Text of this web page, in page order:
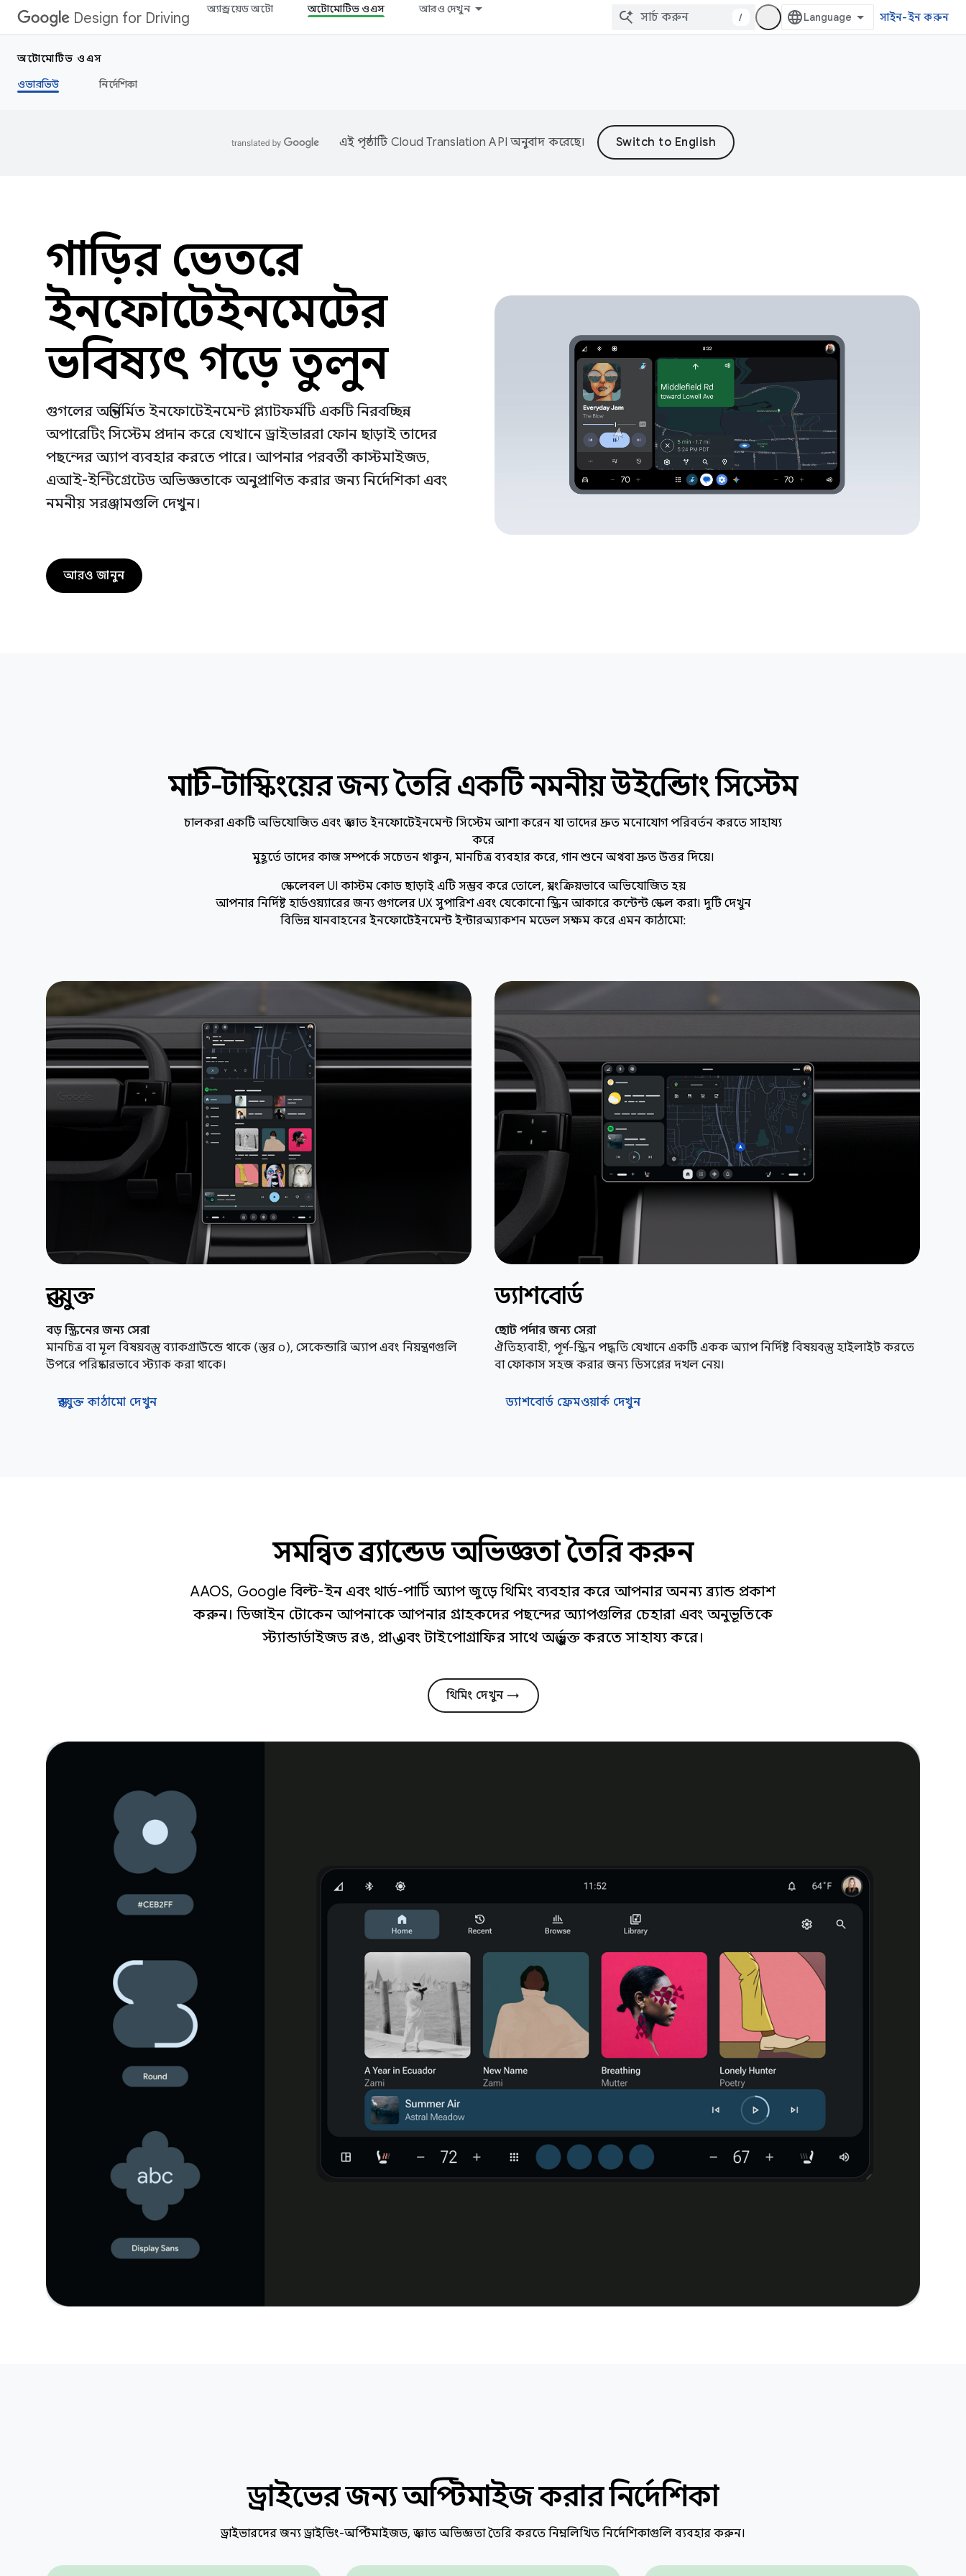
Design for Driving
অ্যান্ড্রয়েড অটো অটোমোটিভ ওএস আরও দেখুন
/ সাইন-ইন করুন
অটোমোটিভ ওএস
ওভারভিউ
নির্দেশিকা
এই পৃষ্ঠাটি Cloud Translation API অনুবাদ করেছে।
গাড়ির ভেতরে
ইনফোটেইনমেন্টের
ভবিষ্যৎ গড়ে তুলুন
গুগলের অন্তর্নির্মিত ইনফোটেইনমেন্ট প্ল্যাটফর্মটি একটি নিরবচ্ছিন্ন
অপারেটিং সিস্টেম প্রদান করে যেখানে ড্রাইভাররা ফোন ছাড়াই তাদের
পছন্দের অ্যাপ ব্যবহার করতে পারে। আপনার পরবর্তী কাস্টমাইজড,
এআই-ইন্টিগ্রেটেড অভিজ্ঞতাকে অনুপ্রাণিত করার জন্য নির্দেশিকা এবং
নমনীয় সরঞ্জামগুলি দেখুন।
আরও জানুন
মাল্টি-টাস্কিংয়ের জন্য তৈরি একটি নমনীয় উইন্ডোিং সিস্টেম
চালকরা একটি অভিযোজিত এবং স্বজ্ঞাত ইনফোটেইনমেন্ট সিস্টেম আশা করেন যা তাদের দ্রুত মনোযোগ পরিবর্তন করতে সাহায্য
করে
মুহূর্তে তাদের কাজ সম্পর্কে সচেতন থাকুন, মানচিত্র ব্যবহার করে, গান শুনে অথবা দ্রুত উত্তর দিয়ে।
স্কেলেবল UI কাস্টম কোড ছাড়াই এটি সম্ভব করে তোলে, স্বয়ংক্রিয়ভাবে অভিযোজিত হয়
আপনার নির্দিষ্ট হার্ডওয়্যারের জন্য গুগলের UX সুপারিশ এবং যেকোনো স্ক্রিন আকারে কন্টেন্ট স্কেল করা। দুটি দেখুন
বিভিন্ন যানবাহনের ইনফোটেইনমেন্ট ইন্টারঅ্যাকশন মডেল সক্ষম করে এমন কাঠামো:
স্তরযুক্ত
বড় স্ক্রিনের জন্য সেরা
মানচিত্র বা মূল বিষয়বস্তু ব্যাকগ্রাউন্ডে থাকে (স্তর ০), সেকেন্ডারি অ্যাপ এবং নিয়ন্ত্রণগুলি
উপরে পরিষ্কারভাবে স্ট্যাক করা থাকে।
স্তরযুক্ত কাঠামো দেখুন
ড্যাশবোর্ড
ছোট পর্দার জন্য সেরা
ঐতিহ্যবাহী, পূর্ণ-স্ক্রিন পদ্ধতি যেখানে একটি একক অ্যাপ নির্দিষ্ট বিষয়বস্তু হাইলাইট করতে
বা ফোকাস সহজ করার জন্য ডিসপ্লের দখল নেয়।
ড্যাশবোর্ড ফ্রেমওয়ার্ক দেখুন
সমন্বিত ব্র্যান্ডেড অভিজ্ঞতা তৈরি করুন
AAOS, Google বিল্ট-ইন এবং থার্ড-পার্টি অ্যাপ জুড়ে থিমিং ব্যবহার করে আপনার অনন্য ব্র্যান্ড প্রকাশ
করুন। ডিজাইন টোকেন আপনাকে আপনার গ্রাহকদের পছন্দের অ্যাপগুলির চেহারা এবং অনুভূতিকে
স্ট্যান্ডার্ডাইজড রঙ, প্রান্ত এবং টাইপোগ্রাফির সাথে অন্তর্ভুক্ত করতে সাহায্য করে।
থিমিং দেখুন →
ড্রাইভের জন্য অপ্টিমাইজ করার নির্দেশিকা
ড্রাইভারদের জন্য ড্রাইভিং-অপ্টিমাইজড, স্বজ্ঞাত অভিজ্ঞতা তৈরি করতে নিম্নলিখিত নির্দেশিকাগুলি ব্যবহার করুন।